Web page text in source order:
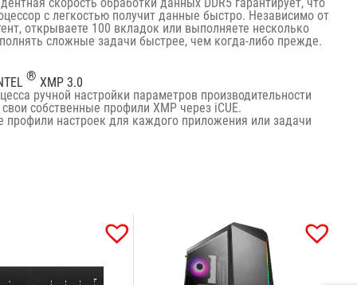
с легкостью получит данные быстро. Независимо от
открываете 100 вкладок или выполняете несколько
сложные задачи быстрее, чем когда-либо прежде.
® XMP 3.0
ручной настройки параметров производительности
собственные профили XMP через iCUE.
профили настроек для каждого приложения или задачи